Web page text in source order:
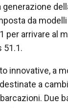
generazione
da
per arrivare al
51.1.
innovative, a
a
Due